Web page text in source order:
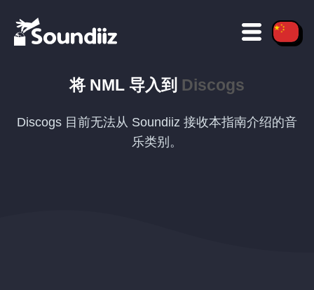
将 NML 导入到 Discogs
Discogs 目前无法从 Soundiiz 接收本指南介绍的音
乐类别。